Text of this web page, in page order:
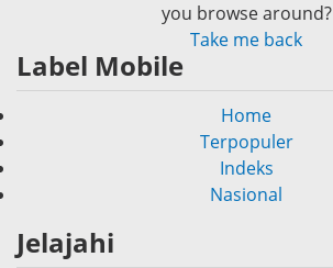
you browse around?
Take me back
Label Mobile
Home
Terpopuler
Indeks
Nasional
Jelajahi